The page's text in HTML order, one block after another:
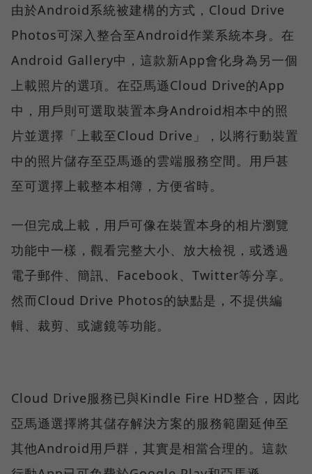
由於Android系統被建構的方式，Cloud Drive
Photos可深入整合至Android作業系統本身。在
Android Gallery中，這款新App會化身為另一個
上載照片的選項。在亞馬遜Cloud Drive的App
中，用戶則可選取裝置本身Android相本中的照
片並選擇「上載至Cloud Drive」，以將行動裝置
中的照片儲存至亞馬遜的雲端服務空間。用戶甚
至可選擇上載整本相簿，方便省時。
一但完成上載，用戶可像在裝置本身的相片瀏覽
功能中一樣，觀看完整大小、放大檢視，或透過
電子郵件、簡訊、Facebook、Twitter等分享。
然而Cloud Drive Photos的缺點是，不提供編
輯、裁剪、或濾鏡等功能。
Cloud Drive服務已與Kindle Fire HD整合，因此
亞馬遜選擇將其儲存解決方案的服務範圍延伸至
其他Android用戶群，其實是相當合理的。這款